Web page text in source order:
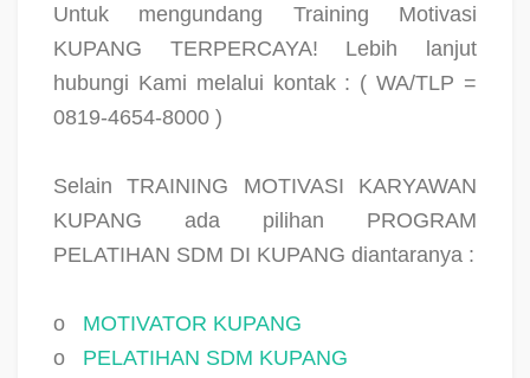
Untuk mengundang Training Motivasi
KUPANG TERPERCAYA! Lebih lanjut
hubungi Kami melalui kontak : ( WA/TLP =
0819-4654-8000 )
Selain TRAINING MOTIVASI KARYAWAN
KUPANG ada pilihan PROGRAM
PELATIHAN SDM DI KUPANG diantaranya :
o
MOTIVATOR KUPANG
o
PELATIHAN SDM KUPANG